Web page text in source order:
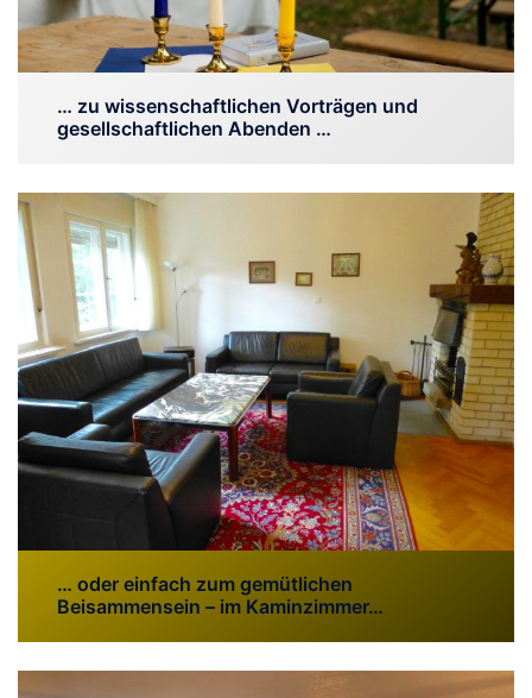
… zu wissenschaftlichen Vorträgen und
gesellschaftlichen Abenden …
… oder einfach zum gemütlichen
Beisammensein – im Kaminzimmer…